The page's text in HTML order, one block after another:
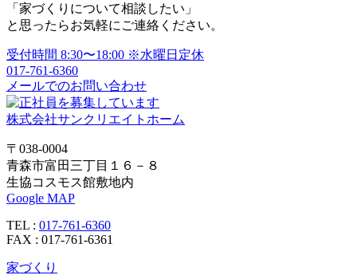
ー
シ
ョ
ン
「家づくりについて相談したい」
と思ったらお気軽にご連絡ください。
受付時間 8:30〜18:00 ※水曜日定休
017-761-6360
メールでのお問い合わせ
株式会社サンクリエイトホーム
〒038-0004
青森市富田三丁目１６－８
生協コスモス館敷地内
Google MAP
TEL : 017-761-6360
FAX : 017-761-6361
家づくり